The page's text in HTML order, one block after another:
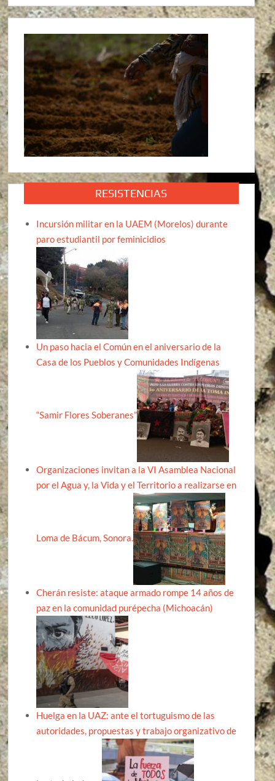
RESISTENCIAS
Incursión militar en la UAEM (Morelos) durante
paro estudiantil por feminicidios
Un paso hacia el Común en el aniversario de la
Casa de los Pueblos y Comunidades Indígenas
“Samir Flores Soberanes”
Organizaciones invitan a la VI Asamblea Nacional
por el Agua y, la Vida y el Territorio a realizarse en
Loma de Bácum, Sonora.
Cherán resiste: ataque armado rompe 14 años de
paz en la comunidad purépecha (Michoacán)
Huelga en la UAZ: ante el tortuguismo de las
autoridades, propuestas y trabajo organizativo de